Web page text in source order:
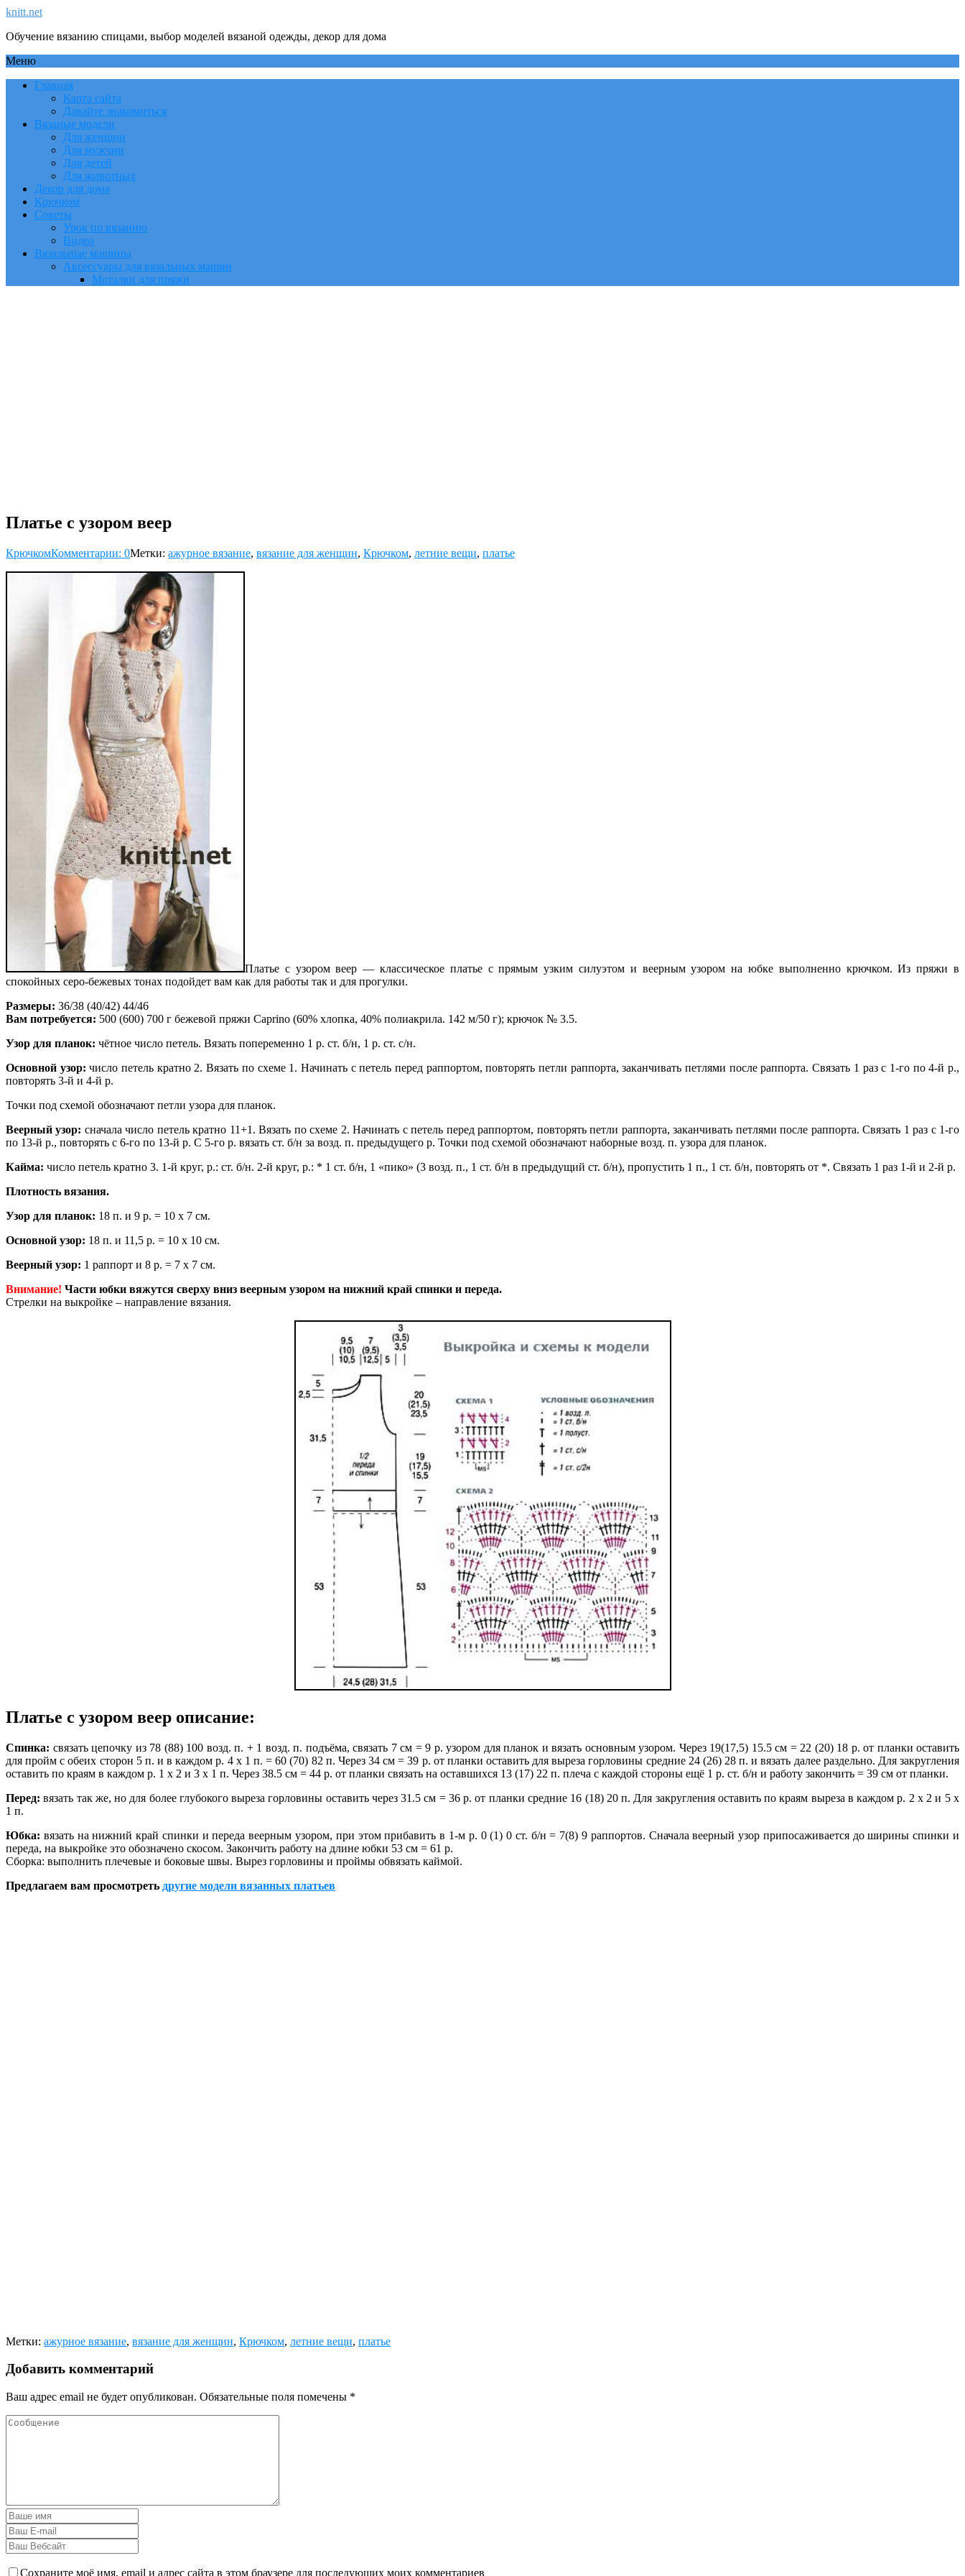
knitt.net
Обучение вязанию спицами, выбор моделей вязаной одежды, декор для дома
Меню
Главная
Карта сайта
Давайте знакомиться
Вязаные модели
Для женщин
Для мужчин
Для детей
Для животных
Декор для дома
Крючком
Советы
Урок по вязанию
Видео
Вязальные машины
Аксессуары для вязальных машин
Моталки для пряжи
Платье с узором веер
КрючкомКомментарии: 0Метки: ажурное вязание, вязание для женщин, Крючком, летние вещи, платье
Платье с узором веер — классическое платье с прямым узким силуэтом и веерным узором на юбке выполненно крючком. Из пряжи в
спокойных серо-бежевых тонах подойдет вам как для работы так и для прогулки.
Размеры: 36/38 (40/42) 44/46
Вам потребуется: 500 (600) 700 г бежевой пряжи Caprino (60% хлопка, 40% полиакрила. 142 м/50 г); крючок № 3.5.
Узор для планок: чётное число петель. Вязать попеременно 1 р. ст. б/н, 1 р. ст. с/н.
Основной узор: число петель кратно 2. Вязать по схеме 1. Начинать с петель перед раппортом, повторять петли раппорта, заканчивать петлями после раппорта. Связать 1 раз с 1-го по 4-й р.,
повторять 3-й и 4-й р.
Точки под схемой обозначают петли узора для планок.
Веерный узор: сначала число петель кратно 11+1. Вязать по схеме 2. Начинать с петель перед раппортом, повторять петли раппорта, заканчивать петлями после раппорта. Связать 1 раз с 1-го
по 13-й р., повторять с 6-го по 13-й р. С 5-го р. вязать ст. б/н за возд. п. предыдущего р. Точки под схемой обозначают наборные возд. п. узора для планок.
Кайма: число петель кратно 3. 1-й круг, р.: ст. б/н. 2-й круг, р.: * 1 ст. б/н, 1 «пико» (3 возд. п., 1 ст. б/н в предыдущий ст. б/н), пропустить 1 п., 1 ст. б/н, повторять от *. Связать 1 раз 1-й и 2-й р.
Плотность вязания.
Узор для планок: 18 п. и 9 р. = 10 х 7 см.
Основной узор: 18 п. и 11,5 р. = 10 х 10 см.
Веерный узор: 1 раппорт и 8 р. = 7 х 7 см.
Внимание! Части юбки вяжутся сверху вниз веерным узором на нижний край спинки и переда.
Стрелки на выкройке – направление вязания.
Платье с узором веер описание:
Спинка: связать цепочку из 78 (88) 100 возд. п. + 1 возд. п. подъёма, связать 7 см = 9 р. узором для планок и вязать основным узором. Через 19(17,5) 15.5 см = 22 (20) 18 р. от планки оставить
для пройм с обеих сторон 5 п. и в каждом р. 4 х 1 п. = 60 (70) 82 п. Через 34 см = 39 р. от планки оставить для выреза горловины средние 24 (26) 28 п. и вязать далее раздельно. Для закругления
оставить по краям в каждом р. 1 х 2 и 3 х 1 п. Через 38.5 см = 44 р. от планки связать на оставшихся 13 (17) 22 п. плеча с каждой стороны ещё 1 р. ст. б/н и работу закончить = 39 см от планки.
Перед: вязать так же, но для более глубокого выреза горловины оставить через 31.5 см = 36 р. от планки средние 16 (18) 20 п. Для закругления оставить по краям выреза в каждом р. 2 х 2 и 5 х
1 п.
Юбка: вязать на нижний край спинки и переда веерным узором, при этом прибавить в 1-м р. 0 (1) 0 ст. б/н = 7(8) 9 раппортов. Сначала веерный узор припосаживается до ширины спинки и
переда, на выкройке это обозначено скосом. Закончить работу на длине юбки 53 см = 61 р.
Сборка: выполнить плечевые и боковые швы. Вырез горловины и проймы обвязать каймой.
Предлагаем вам просмотреть другие модели вязанных платьев
Метки: ажурное вязание, вязание для женщин, Крючком, летние вещи, платье
Добавить комментарий
Ваш адрес email не будет опубликован. Обязательные поля помечены *
Сохраните моё имя, email и адрес сайта в этом браузере для последующих моих комментариев